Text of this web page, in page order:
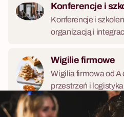
Konferencje i
Konferencje i
organizacją i
Wigilie firmowe
Wigilia firmowa od
przestrzeń i